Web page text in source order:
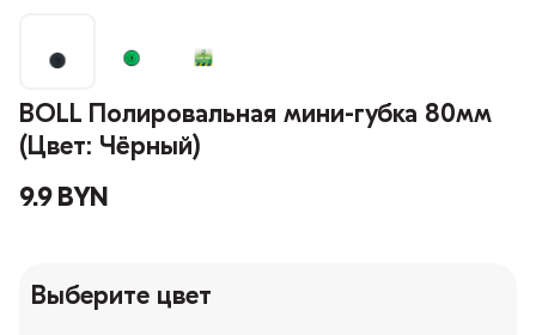
BOLL Полировальная мини-губка 80мм
(Цвет: Чёрный)
9.9 BYN
Выберите цвет